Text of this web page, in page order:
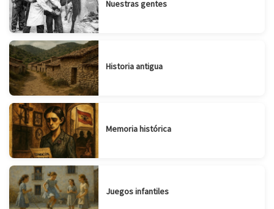
Nuestras gentes
Historia antigua
Memoria histórica
Juegos infantiles